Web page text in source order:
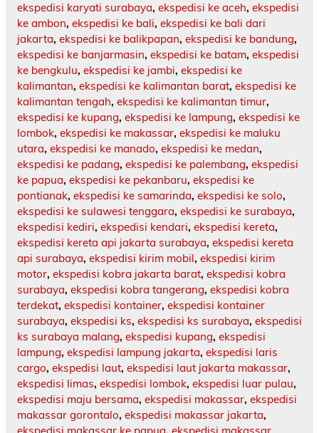
ekspedisi karyati surabaya, ekspedisi ke aceh, ekspedisi
ke ambon, ekspedisi ke bali, ekspedisi ke bali dari
jakarta, ekspedisi ke balikpapan, ekspedisi ke bandung,
ekspedisi ke banjarmasin, ekspedisi ke batam, ekspedisi
ke bengkulu, ekspedisi ke jambi, ekspedisi ke
kalimantan, ekspedisi ke kalimantan barat, ekspedisi ke
kalimantan tengah, ekspedisi ke kalimantan timur,
ekspedisi ke kupang, ekspedisi ke lampung, ekspedisi ke
lombok, ekspedisi ke makassar, ekspedisi ke maluku
utara, ekspedisi ke manado, ekspedisi ke medan,
ekspedisi ke padang, ekspedisi ke palembang, ekspedisi
ke papua, ekspedisi ke pekanbaru, ekspedisi ke
pontianak, ekspedisi ke samarinda, ekspedisi ke solo,
ekspedisi ke sulawesi tenggara, ekspedisi ke surabaya,
ekspedisi kediri, ekspedisi kendari, ekspedisi kereta,
ekspedisi kereta api jakarta surabaya, ekspedisi kereta
api surabaya, ekspedisi kirim mobil, ekspedisi kirim
motor, ekspedisi kobra jakarta barat, ekspedisi kobra
surabaya, ekspedisi kobra tangerang, ekspedisi kobra
terdekat, ekspedisi kontainer, ekspedisi kontainer
surabaya, ekspedisi ks, ekspedisi ks surabaya, ekspedisi
ks surabaya malang, ekspedisi kupang, ekspedisi
lampung, ekspedisi lampung jakarta, ekspedisi laris
cargo, ekspedisi laut, ekspedisi laut jakarta makassar,
ekspedisi limas, ekspedisi lombok, ekspedisi luar pulau,
ekspedisi maju bersama, ekspedisi makassar, ekspedisi
makassar gorontalo, ekspedisi makassar jakarta,